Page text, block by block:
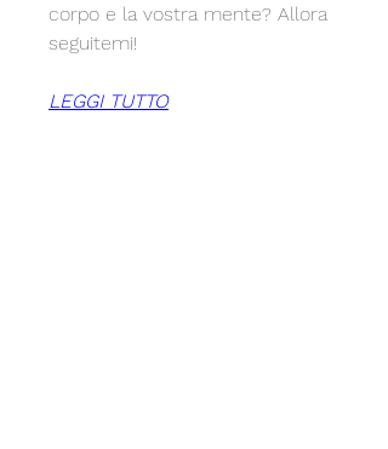
corpo e la vostra mente? Allora
seguitemi!
LEGGI TUTTO